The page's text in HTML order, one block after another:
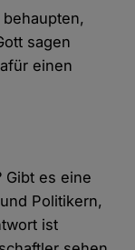
sagen
einen
Gibt es eine
Politikern,
ist